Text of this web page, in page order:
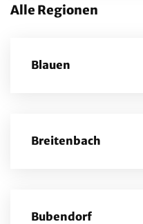
Alle Regionen
Blauen
Breitenbach
Bubendorf